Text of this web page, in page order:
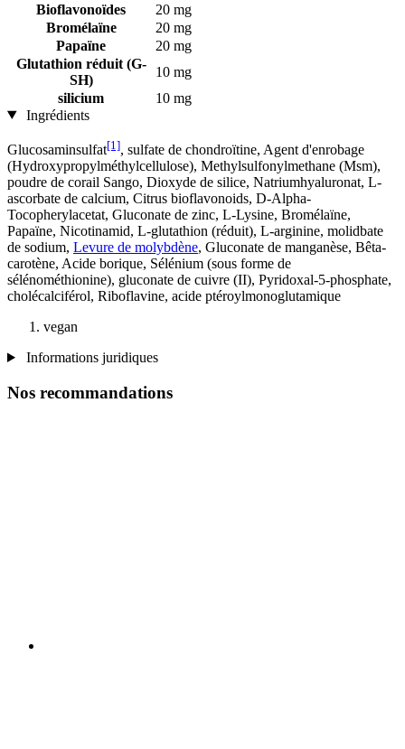
Bioflavonoïdes
20 mg
Bromélaïne
20 mg
Papaïne
20 mg
Glutathion réduit (G-
SH)
10 mg
silicium
10 mg
Ingrédients
Glucosaminsulfat[1], sulfate de chondroïtine, Agent d'enrobage
(Hydroxypropylméthylcellulose), Methylsulfonylmethane (Msm),
poudre de corail Sango, Dioxyde de silice, Natriumhyaluronat, L-
ascorbate de calcium, Citrus bioflavonoids, D-Alpha-
Tocopherylacetat, Gluconate de zinc, L-Lysine, Bromélaïne,
Papaïne, Nicotinamid, L-glutathion (réduit), L-arginine, molidbate
de sodium, Levure de molybdène, Gluconate de manganèse, Bêta-
carotène, Acide borique, Sélénium (sous forme de
sélénométhionine), gluconate de cuivre (II), Pyridoxal-5-phosphate,
cholécalciférol, Riboflavine, acide ptéroylmonoglutamique
vegan
Informations juridiques
Nos recommandations